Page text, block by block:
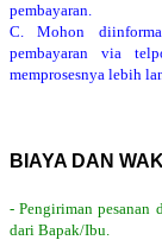
pembayaran.
C. Mohon
pembayaran via
memprosesnya lebih
BIAYA DAN
- Pengiriman pesanan
dari Bapak/Ibu.